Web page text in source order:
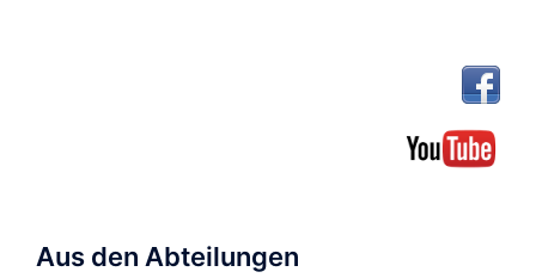
Aus den Abteilungen